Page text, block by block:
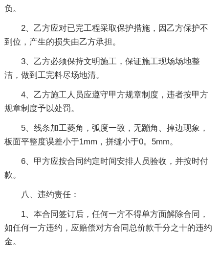
负。
2、乙方应对已完工程采取保护措施，因乙方保护不
到位，产生的损失由乙方承担。
3、乙方必须保持文明施工，保证施工现场场地整
洁，做到工完料尽场地清。
4、乙方施工人员应遵守甲方规章制度，违者按甲方
规章制度予以处罚。
5、线条加工菱角，弧度一致，无蹦角、掉边现象，
板面平整度误差小于1mm，拼缝小于0。5mm。
6、甲方应按合同约定时间安排人员验收，并按时付
款。
八、违约责任：
1、本合同签订后，任何一方不得单方面解除合同，
如任何一方违约，应赔偿对方合同总价款千分之十的违约
金。